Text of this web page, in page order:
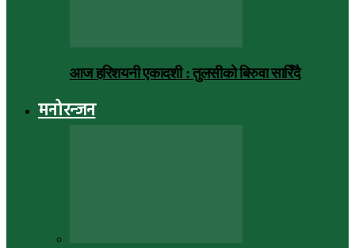
आज हरिशयनी एकादशी : तुलसीको बिरुवा सारिँदै
मनोरन्जन